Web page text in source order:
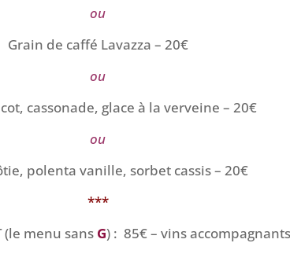
ou
Grain de caffé Lavazza – 20€
ou
cassonade, glace à la verveine – 20€
ou
polenta vanille, sorbet cassis – 20€
***
(le menu sans G) : 85€ – vins